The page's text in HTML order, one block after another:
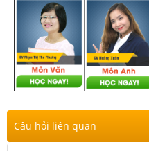
Câu hỏi liên quan